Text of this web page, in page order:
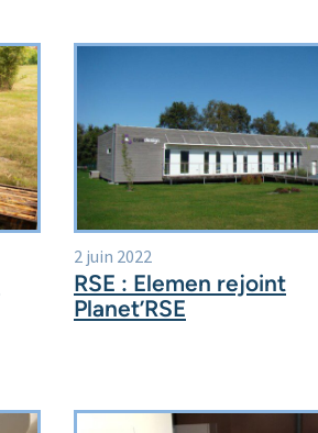
2 juin 2022
RSE : Elemen rejoint
Planet’RSE